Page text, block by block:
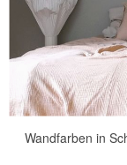
Wandfarben in